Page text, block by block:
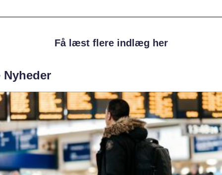
Få læst flere indlæg her
Nyheder